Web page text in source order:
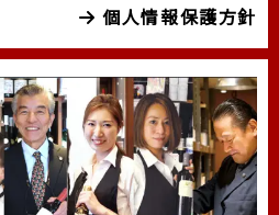
個人情報保護方針